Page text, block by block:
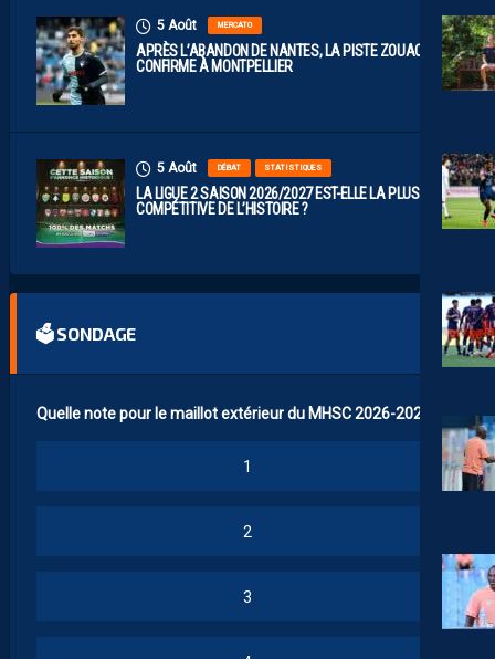
5 Août MERCATO
APRÈS L’ABANDON DE NANTES, LA PISTE ZOUAOUI SE
CONFIRME À MONTPELLIER
5 Août DÉBAT STATISTIQUES
LA LIGUE 2 SAISON 2026/2027 EST-ELLE LA PLUS
COMPÉTITIVE DE L’HISTOIRE ?
🗳 SONDAGE
Quelle note pour le maillot extérieur du MHSC 2026-2027 ?
1
2
3